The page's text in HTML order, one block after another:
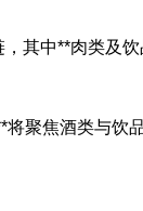
其中**肉类及饮
聚焦酒类与饮